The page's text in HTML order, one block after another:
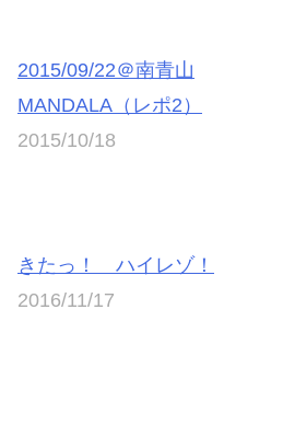
2015/09/22＠南青山
MANDALA（レポ2）
2015/10/18
きたっ！ ハイレゾ！
2016/11/17